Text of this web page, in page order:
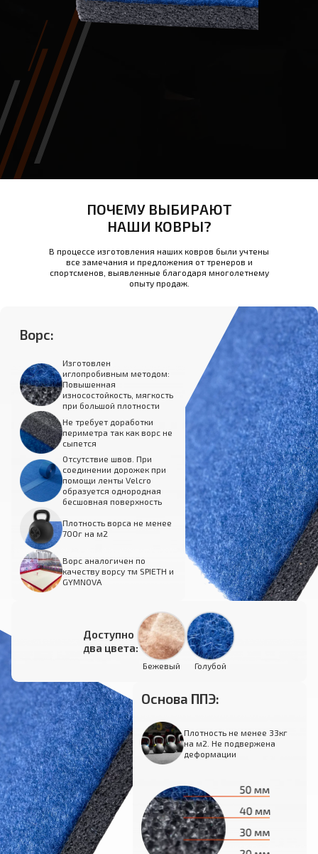
ПОЧЕМУ ВЫБИРАЮТ
НАШИ КОВРЫ?
В процессе изготовления наших ковров были учтены
все замечания и предложения от тренеров и
спортсменов, выявленные благодаря многолетнему
опыту продаж.
Ворс:
Изготовлен
иглопробивным методом:
Повышенная
износостойкость, мягкость
при большой плотности
Не требует доработки
периметра так как ворс не
сыпется
Отсутствие швов. При
соединении дорожек при
помощи ленты Velcro
образуется однородная
бесшовная поверхность
Плотность ворса не менее
700г на м2
Ворс аналогичен по
качеству ворсу тм SPIETH и
GYMNOVA
Доступно
два цвета:
Бежевый Голубой
Основа ППЭ:
Плотность не менее 33кг
на м2. Не подвержена
деформации